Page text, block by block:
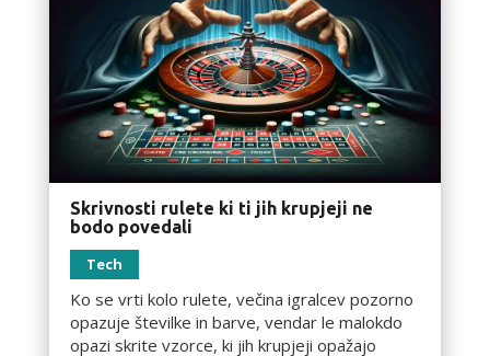
Skrivnosti rulete ki ti jih krupjeji ne
bodo povedali
Tech
Ko se vrti kolo rulete, večina igralcev pozorno
opazuje številke in barve, vendar le malokdo
opazi skrite vzorce, ki jih krupjeji opažajo